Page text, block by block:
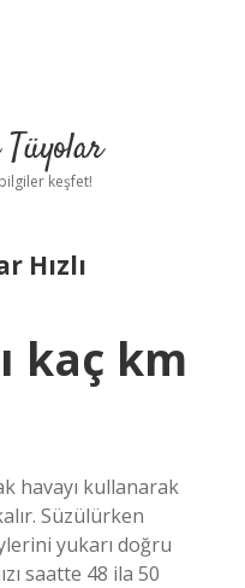
keşfet!
Hızlı
kaç km
havayı kullanarak
Süzülürken
yukarı doğru
saatte 48 ila 50